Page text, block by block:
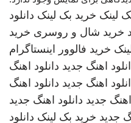
لینک خرید بک لینک دانلود
خرید شال و روسری خرید
خرید فالوور اینستاگرام
اهنگ جدید دانلود اهنگ
اهنگ جدید دانلود اهنگ
اهنگ جدید دانلود اهنگ جدید
جدید خرید بک لینک دانلود